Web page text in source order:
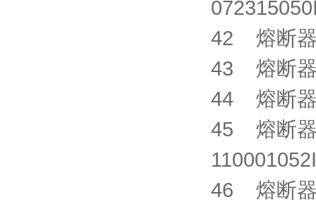
42 熔断器
43 熔断
44 熔断器
45 熔断器
46 熔断器